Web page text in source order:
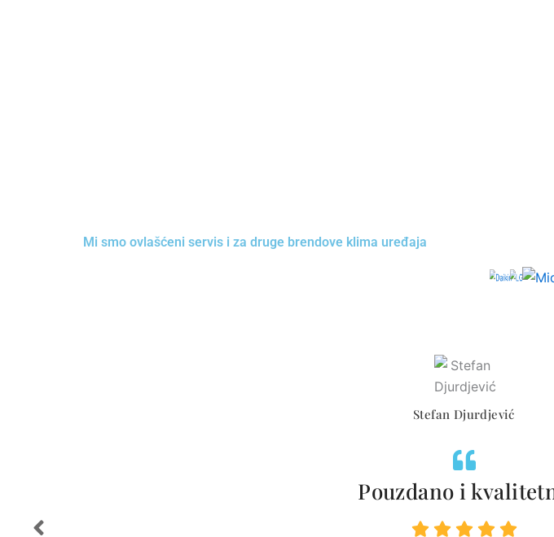
Mi smo ovlašćeni servis i za druge brendove klima uređaja
Stefan Djurdjević
Pouzdano i